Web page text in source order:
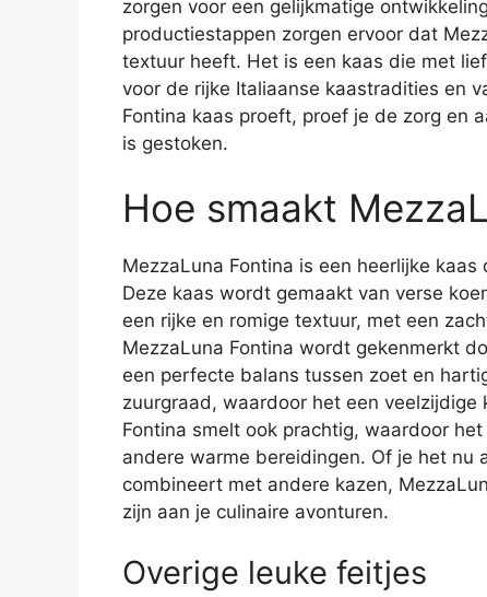
zorgen voor een gelijkmatige
productiestappen zorgen ervoor dat
textuur heeft. Het is een kaas die met
voor de rijke Italiaanse kaastradities en
Fontina kaas proeft, proef je de zorg en
is gestoken.
Hoe smaakt
MezzaLuna Fontina is een heerlijke
Deze kaas wordt gemaakt van verse
een rijke en romige textuur, met een
MezzaLuna Fontina wordt gekenmerkt
een perfecte balans tussen zoet en
zuurgraad, waardoor het een
Fontina smelt ook prachtig, waardoor
andere warme bereidingen. Of je het nu
combineert met andere kazen,
zijn aan je culinaire avonturen.
Overige leuke feitjes